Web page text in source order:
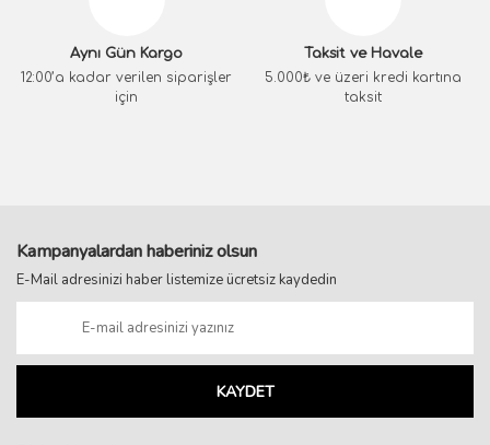
Aynı Gün Kargo
12:00’a kadar verilen siparişler
için
Taksit ve Havale
5.000₺ ve üzeri kredi kartına
taksit
Kampanyalardan haberiniz olsun
E-Mail adresinizi haber listemize ücretsiz kaydedin
KAYDET